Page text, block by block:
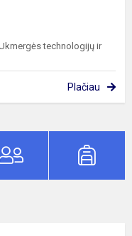
technologijų ir
Plačiau